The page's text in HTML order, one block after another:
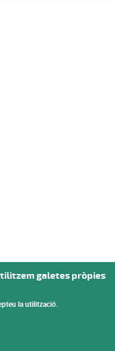
galetes pròpies
la utilització.